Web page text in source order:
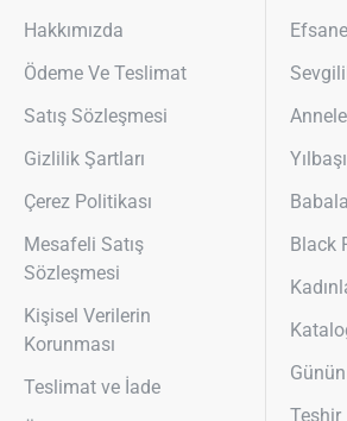
Hakkımızda
Ödeme Ve Teslimat
Satış Sözleşmesi
Gizlilik Şartları
Çerez Politikası
Mesafeli Satış
Sözleşmesi
Kişisel Verilerin
Korunması
Teslimat ve İade
Black
Günün
Teşhir